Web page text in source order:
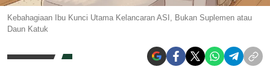
Kebahagiaan Ibu Kunci Utama Kelancaran ASI, Bukan Suplemen atau
Daun Katuk